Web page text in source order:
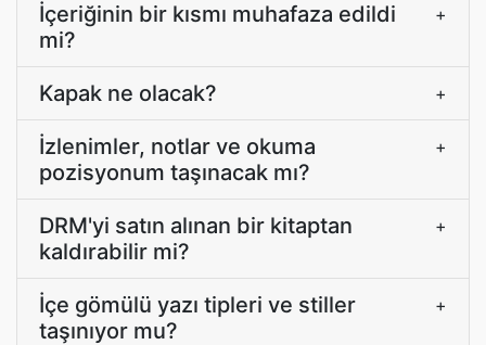
İçeriğinin bir kısmı muhafaza edildi
mi?
+
Kapak ne olacak? +
İzlenimler, notlar ve okuma
pozisyonum taşınacak mı?
+
DRM'yi satın alınan bir kitaptan
kaldırabilir mi?
+
İçe gömülü yazı tipleri ve stiller
taşınıyor mu?
+